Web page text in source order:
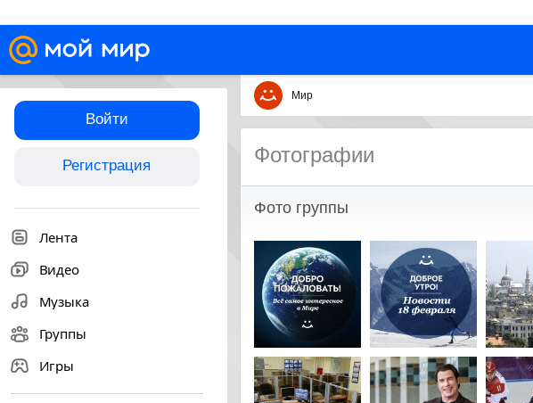
Войти
Регистрация
Лента
Видео
Музыка
Группы
Игры
Мир
Фотографии
Фото группы